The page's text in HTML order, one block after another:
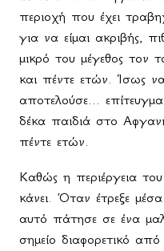
περιοχή που έχει
για να είμαι ακριβής,
μικρό του μέγεθος τον
και πέντε ετών. Ίσως
αποτελούσε...
δέκα παιδιά στο
πέντε ετών.
Καθώς η περιέργεια
κάνει. Όταν έτρεξε
αυτό πάτησε σε ένα
σημείο διαφορετικό